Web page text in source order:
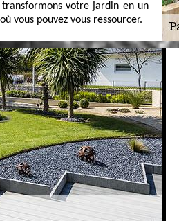
votre jardin en un
vous pouvez vous ressourcer.